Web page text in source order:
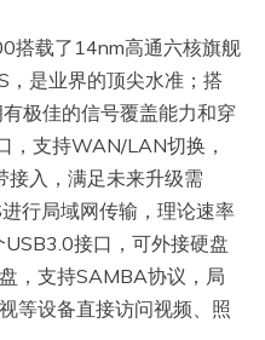
搭载了14nm高通六核旗舰
是业界的顶尖水准；搭
极佳的信号覆盖能力和穿
，支持WAN/LAN切换，
入，满足未来升级需
行局域网传输，理论速率
接口，可外接硬盘
，支持SAMBA协议，局
等设备直接访问视频、照